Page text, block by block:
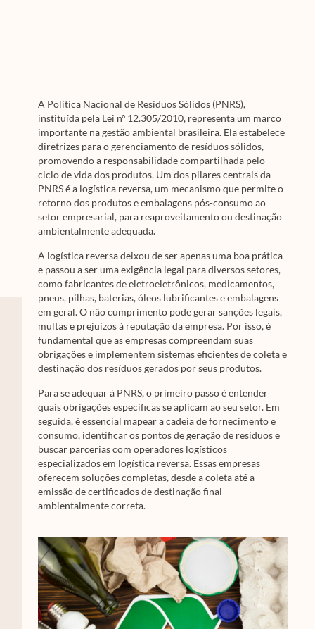
A Política Nacional de Resíduos Sólidos (PNRS),
instituída pela Lei nº 12.305/2010, representa um marco
importante na gestão ambiental brasileira. Ela estabelece
diretrizes para o gerenciamento de resíduos sólidos,
promovendo a responsabilidade compartilhada pelo
ciclo de vida dos produtos. Um dos pilares centrais da
PNRS é a logística reversa, um mecanismo que permite o
retorno dos produtos e embalagens pós-consumo ao
setor empresarial, para reaproveitamento ou destinação
ambientalmente adequada.
A logística reversa deixou de ser apenas uma boa prática
e passou a ser uma exigência legal para diversos setores,
como fabricantes de eletroeletrônicos, medicamentos,
pneus, pilhas, baterias, óleos lubrificantes e embalagens
em geral. O não cumprimento pode gerar sanções legais,
multas e prejuízos à reputação da empresa. Por isso, é
fundamental que as empresas compreendam suas
obrigações e implementem sistemas eficientes de coleta e
destinação dos resíduos gerados por seus produtos.
Para se adequar à PNRS, o primeiro passo é entender
quais obrigações específicas se aplicam ao seu setor. Em
seguida, é essencial mapear a cadeia de fornecimento e
consumo, identificar os pontos de geração de resíduos e
buscar parcerias com operadores logísticos
especializados em logística reversa. Essas empresas
oferecem soluções completas, desde a coleta até a
emissão de certificados de destinação final
ambientalmente correta.